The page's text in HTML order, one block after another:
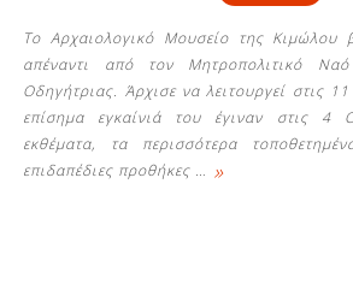
Δείτε μας:
Δείτε μας:
Το Αρχαιολογικό Μουσείο της Κιμώλου
απέναντι από τον Μητροπολιτικό
Οδηγήτριας. Άρχισε να λειτουργεί στις
επίσημα εγκαίνιά του έγιναν στις 4
εκθέματα, τα περισσότερα
επιδαπέδιες προθήκες … »